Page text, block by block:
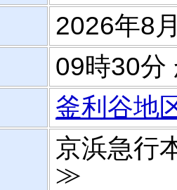
2026年8
09時30分
釜利谷地
京浜急行
≫